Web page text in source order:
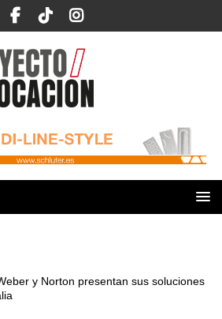
y Norton presentan sus soluciones